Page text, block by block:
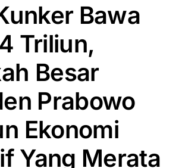
Bawa
Triliun,
Besar
Prabowo
Ekonomi
Yang Merata